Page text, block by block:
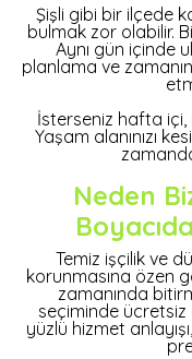
Şişli gibi bir ilçede
bulmak zor olabilir.
Aynı gün içinde
planlama ve
İsterseniz hafta içi,
Yaşam alanınızı
Neden
Temiz işçilik ve
korunmasına özen
zamanında
seçiminde ücretsiz
yüzlü hizmet